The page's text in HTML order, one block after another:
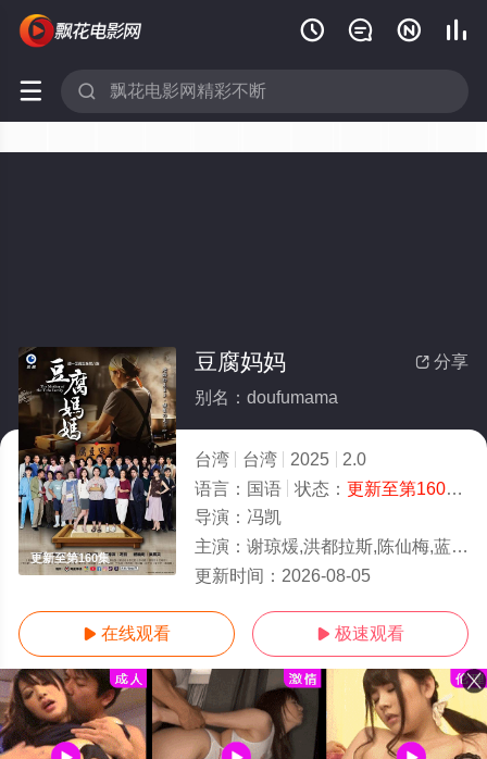
   
 
更新至第160集
 分享
豆腐妈妈
别名：doufumama
台湾 台湾 2025
2.0
语言： 国语 状态： 更新至第160集
导演： 冯凯
主演： 谢琼煖,洪都拉斯,陈仙梅,蓝苇华,苏晏霈,曾智希,曾子益,陈志强,郭忠祐,李
更新时间： 2026-08-05
 在线观看  极速观看